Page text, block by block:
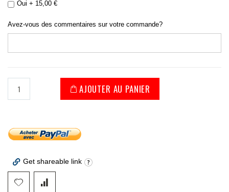
Oui + 15,00 €
Avez-vous des commentaires sur votre commande?
AJOUTER AU PANIER
Get shareable link